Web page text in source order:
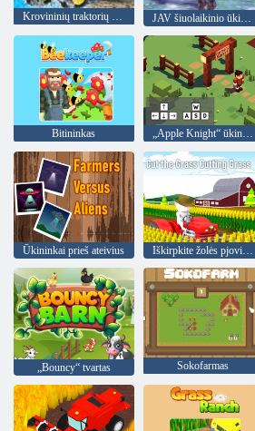
Krovininių traktorių ūkininkavimo modeliavimo žaidimas JAV šiuolaikinio ūkio simuliatorius
Bitininkas „Apple Knight“ ūkininkų turgus
Ūkininkai prieš ateivius Iškirpkite žolės pjovimo žolę
„Bouncy“ tvartas Sokofarmas